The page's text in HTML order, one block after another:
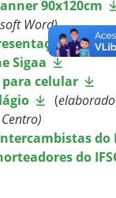
90x120cm
Word)
de
Sigaa
celular
(
do
do